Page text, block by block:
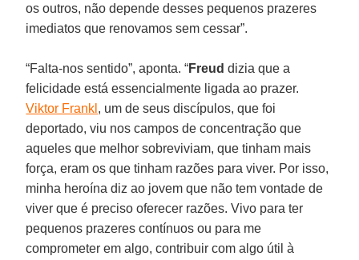
os outros, não depende desses pequenos prazeres
imediatos que renovamos sem cessar”.
“Falta-nos sentido”, aponta. “Freud dizia que a
felicidade está essencialmente ligada ao prazer.
Viktor Frankl , um de seus discípulos, que foi
deportado, viu nos campos de concentração que
aqueles que melhor sobreviviam, que tinham mais
força, eram os que tinham razões para viver. Por isso,
minha heroína diz ao jovem que não tem vontade de
viver que é preciso oferecer razões. Vivo para ter
pequenos prazeres contínuos ou para me
comprometer em algo, contribuir com algo útil à